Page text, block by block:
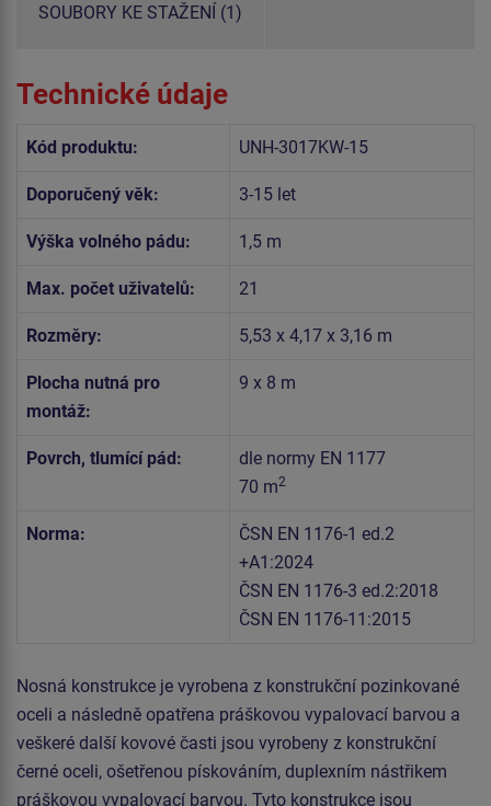
SOUBORY KE STAŽENÍ (1)
Technické údaje
Kód produktu: UNH-3017KW-15
Doporučený věk: 3-15 let
Výška volného pádu: 1,5 m
Max. počet uživatelů: 21
Rozměry: 5,53 x 4,17 x 3,16 m
Plocha nutná pro
montáž:
9 x 8 m
Povrch, tlumící pád:
dle normy EN 1177
70 m2
Norma:
ČSN EN 1176-1 ed.2
+A1:2024
ČSN EN 1176-3 ed.2:2018
ČSN EN 1176-11:2015
Nosná konstrukce je vyrobena z konstrukční pozinkované
oceli a následně opatřena práškovou vypalovací barvou a
veškeré další kovové časti jsou vyrobeny z konstrukční
černé oceli, ošetřenou pískováním, duplexním nástřikem
práškovou vypalovací barvou. Tyto konstrukce jsou